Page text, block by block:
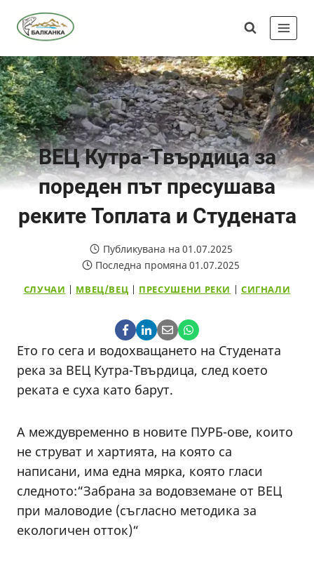
ВЕЦ Кутра-Твърдица за
пореден път пресушава
реките Топлата и Студената
Публикувана на 01.07.2025
Последна промяна 01.07.2025
СЛУЧАИ | МВЕЦ/ВЕЦ | ПРЕСУШЕНИ РЕКИ | СИГНАЛИ
Ето го сега и водохващането на Студената
река за ВЕЦ Кутра-Твърдица, след което
реката е суха като барут.
А междувременно в новите ПУРБ-ове, които
не струват и хартията, на която са
написани, има една мярка, която гласи
следното:“Забрана за водовземане от ВЕЦ
при маловодие (съгласно методика за
екологичен отток)“